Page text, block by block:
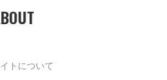
トについて